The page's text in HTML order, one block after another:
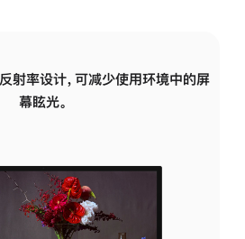
射率设计，可减少使用环境中的屏
幕眩光。